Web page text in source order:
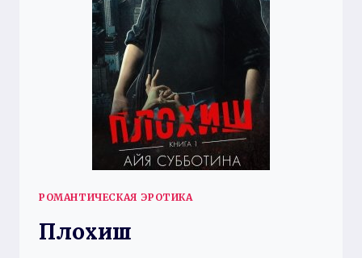
РОМАНТИЧЕСКАЯ ЭРОТИКА
Плохиш